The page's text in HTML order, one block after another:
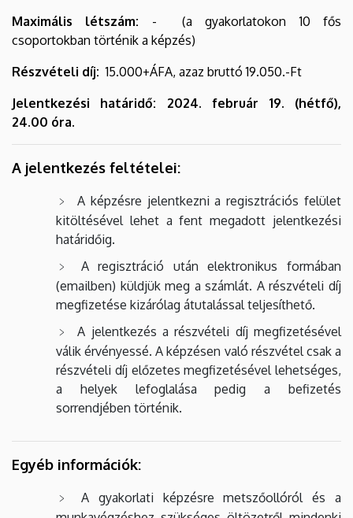
Maximális létszám: - (a gyakorlatokon 10 fős
csoportokban történik a képzés)
Részvételi díj: 15.000+ÁFA, azaz bruttó 19.050.-Ft
Jelentkezési határidő: 2024. február 19. (hétfő),
24.00 óra.
A jelentkezés feltételei:
A képzésre jelentkezni a regisztrációs felület
kitöltésével lehet a fent megadott jelentkezési
határidőig.
A regisztráció után elektronikus formában
(emailben) küldjük meg a számlát. A részvételi díj
megfizetése kizárólag átutalással teljesíthető.
A jelentkezés a részvételi díj megfizetésével
válik érvényessé. A képzésen való részvétel csak a
részvételi díj előzetes megfizetésével lehetséges,
a helyek lefoglalása pedig a befizetés
sorrendjében történik.
Egyéb információk:
A gyakorlati képzésre metszőollóról és a